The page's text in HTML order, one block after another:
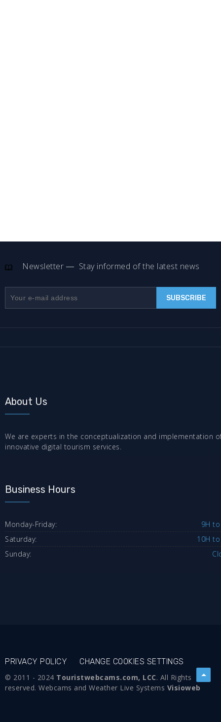
Newsletter Stay informed of the latest news
About Us
We are experts in the conceptualization and implementation
innovative digital tourism services.
Business Hours
Monday-Friday:
9H
Saturday:
10H
Sunday:
PRIVACY POLICY
CHANGE COOKIES SETTINGS
© 2011 - 2024 Touristwebcams.com, LCC. All Rights
reserved. Webcams and Weather Live Systems Visioweb